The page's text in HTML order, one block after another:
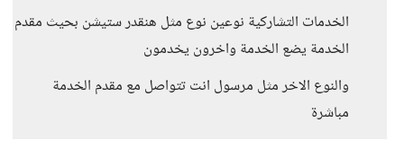
الخدمات التشاركية نوعين نوع مثل هنقدر ستيشن بحيث مقدم
الخدمة يضع الخدمة واخرون يخدمون
والنوع الاخر مثل مرسول انت تتواصل مع مقدم الخدمة
مباشرة